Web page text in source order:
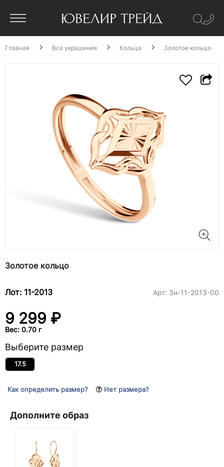
Главная Все украшения Кольца Золотое кольцо
Золотое кольцо
Лот: 11-2013 Арт: 3н-11-2013-00
9 299 ₽
Вес: 0.70 г
Выберите размер
17.5
Как определить размер? Нет размера?
Дополните образ